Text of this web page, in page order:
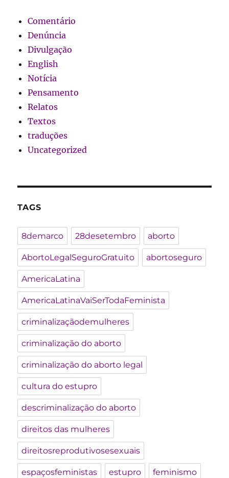
Comentário
Denúncia
Divulgação
English
Notícia
Pensamento
Relatos
Textos
traduções
Uncategorized
TAGS
8demarco 28desetembro aborto
AbortoLegalSeguroGratuito abortoseguro
AmericaLatina
AmericaLatinaVaiSerTodaFeminista
criminalizaçãodemulheres
criminalização do aborto
criminalização do aborto legal
cultura do estupro
descriminalização do aborto
direitos das mulheres
direitosreprodutivosesexuais
espaçosfeministas estupro feminismo